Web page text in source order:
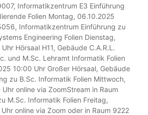
Informatikzentrum E3 Einführung
Folien Montag, 06.10.2025
Informatikzentrum Einführung zu
Engineering Folien Dienstag,
Hörsaal H11, Gebäude C.A.R.L.
und M.Sc. Lehramt Informatik Folien
10:00 Uhr Großer Hörsaal, Gebäude
zu B.Sc. Informatik Folien Mittwoch,
online via ZoomStream in Raum
M.Sc. Informatik Folien Freitag,
online via Zoom oder in Raum 9222